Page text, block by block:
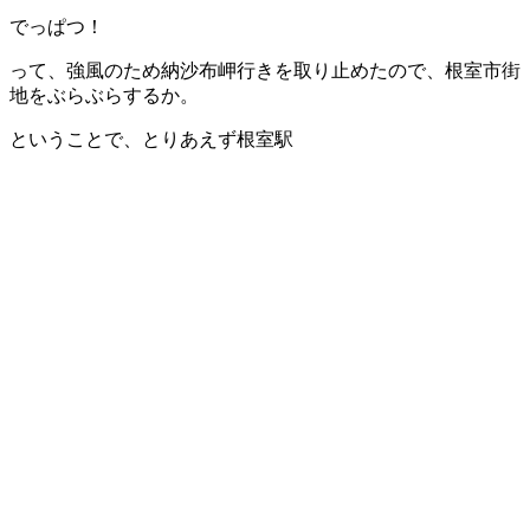
でっぱつ！
って、強風のため納沙布岬行きを取り止めたので、根室市街
地をぶらぶらするか。
ということで、とりあえず根室駅